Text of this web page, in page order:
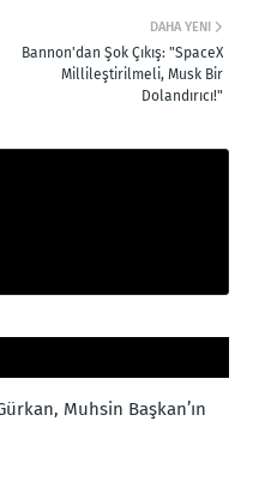
DAHA YENI
Bannon'dan Şok Çıkış: "SpaceX
Millileştirilmeli, Musk Bir
Dolandırıcı!"
Muhsin Başkan’ın